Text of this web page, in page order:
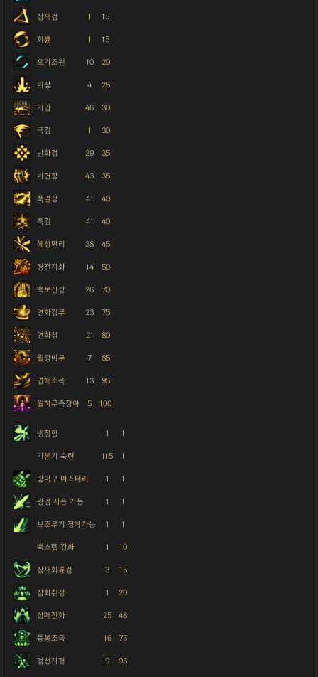
삼재검 1 15
회륜 1 15
오기조원 10 20
비상 4 25
거압 46 30
극검 1 30
난화검 29 35
비연장 43 35
폭멸장 41 40
폭검 41 40
혜성만리 38 45
경전지화 14 50
백보신장 26 70
연화검무 23 75
연화섬 21 80
월광비무 7 85
엽해소옥 13 95
월하무즉정야 5 100
냉정함 1 1
기본기 숙련 115 1
방어구 마스터리 1 1
광검 사용 가능 1 1
보조무기 장착가능 1 1
백스텝 강화 1 10
삼재회륜검 3 15
삼화취정 1 20
삼매진화 25 48
등봉조극 16 75
검선지경 9 95